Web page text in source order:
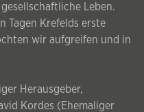
Leben.
Tagen Krefelds erste
wir aufgreifen und in
Herausgeber,
Kordes (Ehemaliger